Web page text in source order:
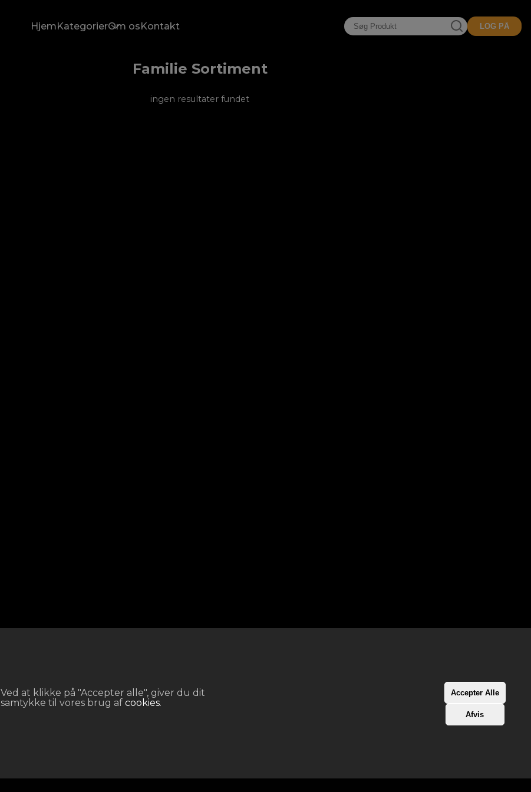
HjemKategorierOm osKontakt LOG PÅ
Familie Sortiment
ingen resultater fundet
Fontæner
+45 20 40 85 90
Ved at klikke på "Accepter alle", giver du dit
samtykke til vores brug af cookies.
Accepter Alle
Afvis